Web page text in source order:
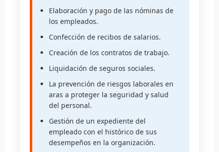
Elaboración y pago de las nóminas de
los empleados.
Confección de recibos de salarios.
Creación de los contratos de trabajo.
Liquidación de seguros sociales.
La prevención de riesgos laborales en
aras a proteger la seguridad y salud
del personal.
Gestión de un expediente del
empleado con el histórico de sus
desempeños en la organización.